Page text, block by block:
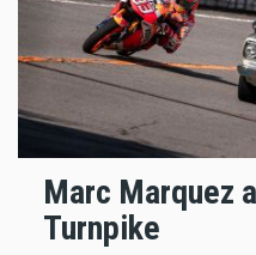
Marc Marquez
Turnpike